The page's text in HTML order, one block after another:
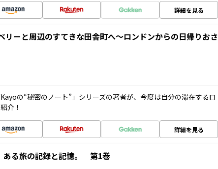
詳細を見る
リーと周辺のすてきな田舎町へ～ロンドンからの日帰りおさ
の“秘密のノート”」シリーズの著者が、今度は自分の滞在するロ
介！
詳細を見る
る旅の記録と記憶。 第1巻